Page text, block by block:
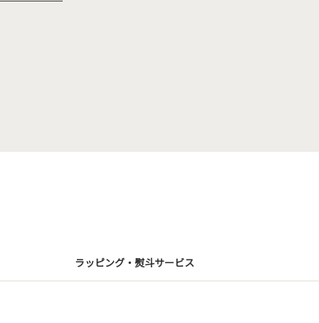
ラッピング・熨斗サービス